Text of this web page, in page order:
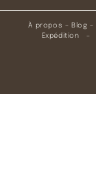
À propos – Blog –
Expédition –